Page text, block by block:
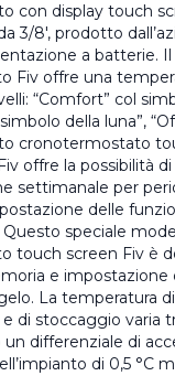
con display touch
3/8', prodotto
a batterie. Il
Fiv offre una
“Comfort” col
della luna”,
cronotermostato
offre la possibilità di
settimanale per
delle
speciale
touch screen Fiv è
e impostazione
La temperatura di
di stoccaggio varia
un differenziale di
di 0,5 °C